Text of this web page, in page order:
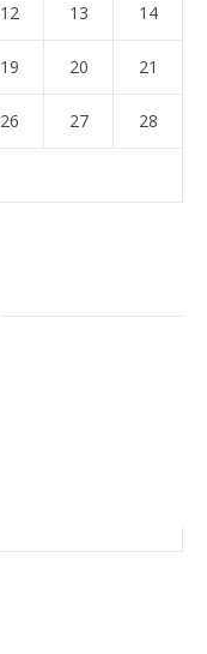
12 13 14
19 20 21
26 27 28